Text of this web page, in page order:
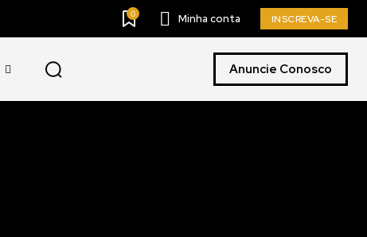
0 Minha conta INSCREVA-SE
Anuncie Conosco